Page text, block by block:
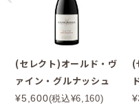
(セレクト)オールド・ヴ
ァイン・グルナッシュ
¥5,600(税込¥6,160)
(